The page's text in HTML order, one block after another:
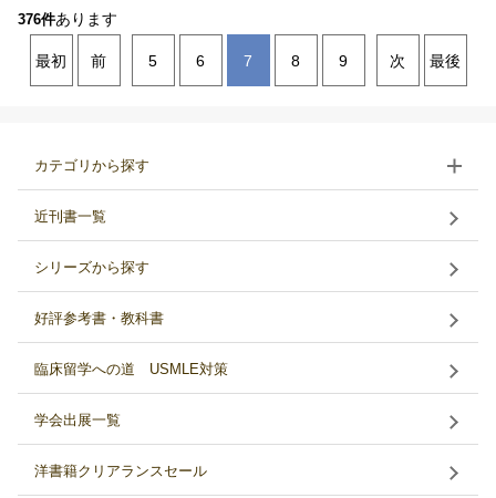
376件あります
最初 前 5 6 7 8 9 次 最後
カテゴリから探す
近刊書一覧
シリーズから探す
好評参考書・教科書
臨床留学への道 USMLE対策
学会出展一覧
洋書籍クリアランスセール